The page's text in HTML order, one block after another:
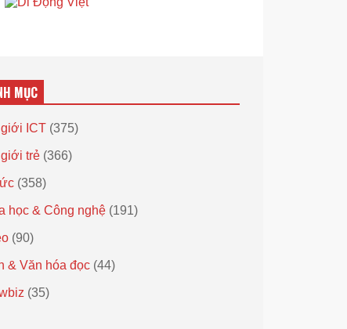
MỤC
ICT (375)
trẻ (366)
(358)
học & Công nghệ (191)
(90)
& Văn hóa đọc (44)
(35)